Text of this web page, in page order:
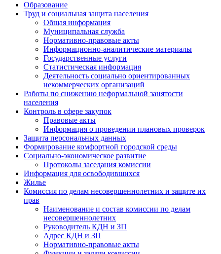
Образование
Труд и социальная защита населения
Общая информация
Муниципальная служба
Нормативно-правовые акты
Информационно-аналитические материалы
Государственные услуги
Статистическая информация
Деятельность социально ориентированных
некоммерческих организаций
Работы по снижению неформальной занятости
населения
Контроль в сфере закупок
Правовые акты
Информация о проведении плановых проверок
Защита персональных данных
Формирование комфортной городской среды
Социально-экономическое развитие
Протоколы заседания комиссии
Информация для освободившихся
Жилье
Комиссия по делам несовершеннолетних и защите их
прав
Наименование и состав комиссии по делам
несовершеннолетних
Руководитель КДН и ЗП
Адрес КДН и ЗП
Нормативно-правовые акты